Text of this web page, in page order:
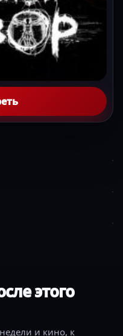
этого
и кино, к